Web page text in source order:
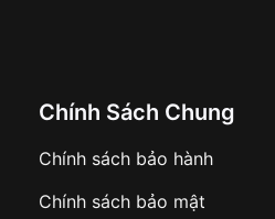
Chính Sách Chung
Chính sách bảo hành
Chính sách bảo mật